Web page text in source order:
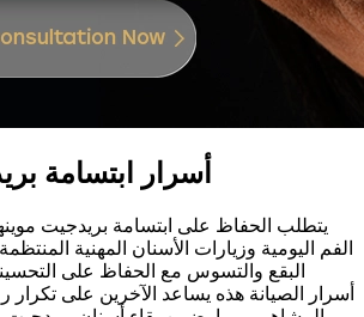
أسرار ابتسامة
يتطلب الحفاظ على ابتسامة بريدجيت
الفم اليومية وزيارات الأسنان المهنية
البقع والتسوس مع الحفاظ على
أسرار الصيانة هذه يساعد الآخرين على تكرار